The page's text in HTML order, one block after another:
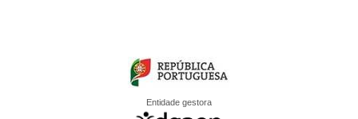
Entidade gestora